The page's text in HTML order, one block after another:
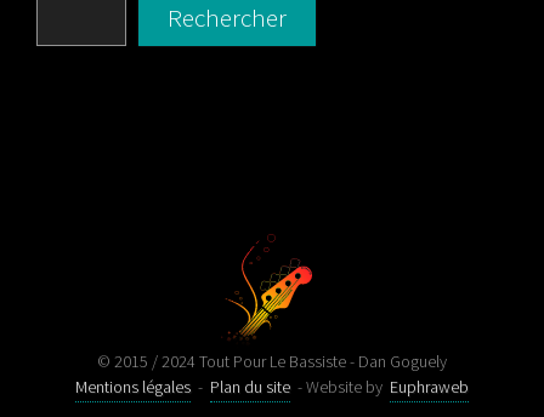
Rechercher
© 2015 / 2024 Tout Pour Le Bassiste - Dan Goguely
Mentions légales - Plan du site - Website by Euphraweb